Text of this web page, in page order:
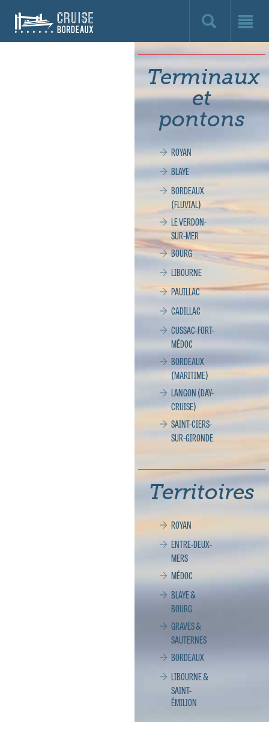
Cruise
Bordeaux,
Terminaux
et
pontons
ROYAN
BLAYE
BORDEAUX
(FLUVIAL)
LE VERDON-
SUR-MER
BOURG
LIBOURNE
PAUILLAC
CADILLAC
CUSSAC-FORT-
MÉDOC
BORDEAUX
(MARITIME)
LANGON (DAY-
CRUISE)
SAINT-CIERS-
SUR-GIRONDE
Territoires
ROYAN
ENTRE-DEUX-
MERS
MÉDOC
BLAYE &
BOURG
GRAVES &
SAUTERNES
BORDEAUX
LIBOURNE &
SAINT-
ÉMILION